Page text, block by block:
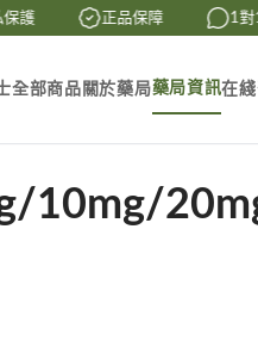
正品保障 1對1諮
全部商品 關於藥局藥局資訊在
10mg/